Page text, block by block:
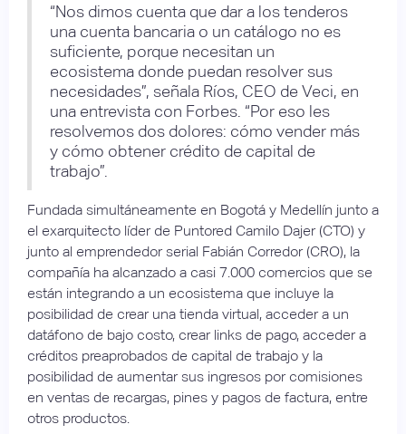
“Nos dimos cuenta que dar a los tenderos
una cuenta bancaria o un catálogo no es
suficiente, porque necesitan un
ecosistema donde puedan resolver sus
necesidades”, señala Ríos, CEO de Veci, en
una entrevista con Forbes. “Por eso les
resolvemos dos dolores: cómo vender más
y cómo obtener crédito de capital de
trabajo”.
Fundada simultáneamente en Bogotá y Medellín junto a
el exarquitecto líder de Puntored Camilo Dajer (CTO) y
junto al emprendedor serial Fabián Corredor (CRO), la
compañía ha alcanzado a casi 7.000 comercios que se
están integrando a un ecosistema que incluye la
posibilidad de crear una tienda virtual, acceder a un
datáfono de bajo costo, crear links de pago, acceder a
créditos preaprobados de capital de trabajo y la
posibilidad de aumentar sus ingresos por comisiones
en ventas de recargas, pines y pagos de factura, entre
otros productos.